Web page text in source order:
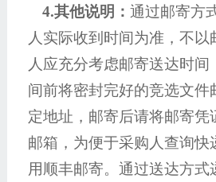
4.其他说明：通过邮寄方
人实际收到时间为准，不以
人应充分考虑邮寄送达时间
间前将密封完好的竞选文件
定地址，邮寄后请将邮寄凭
邮箱，为便于采购人查询快
用顺丰邮寄。通过送达方式